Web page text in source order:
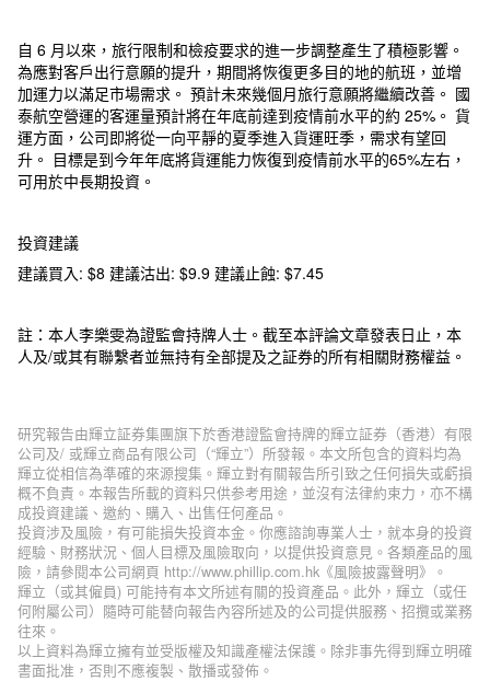
自 6 月以來，旅行限制和檢疫要求的進一步調整產生了積極影響。
為應對客戶出行意願的提升，期間將恢復更多目的地的航班，並增
加運力以滿足市場需求。 預計未來幾個月旅行意願將繼續改善。 國
泰航空營運的客運量預計將在年底前達到疫情前水平的約 25%。 貨
運方面，公司即將從一向平靜的夏季進入貨運旺季，需求有望回
升。 目標是到今年年底將貨運能力恢復到疫情前水平的65%左右，
可用於中長期投資。
投資建議
建議買入: $8 建議沽出: $9.9 建議止蝕: $7.45
註：本人李樂雯為證監會持牌人士。截至本評論文章發表日止，本
人及/或其有聯繫者並無持有全部提及之証券的所有相關財務權益。
研究報告由輝立証券集團旗下於香港證監會持牌的輝立証券（香港）有限
公司及/ 或輝立商品有限公司（“輝立”）所發報。本文所包含的資料均為
輝立從相信為準確的來源搜集。輝立對有關報告所引致之任何損失或虧損
概不負責。本報告所載的資料只供参考用途，並沒有法律約束力，亦不構
成投資建議、邀約、購入、出售任何產品。
投資涉及風險，有可能損失投資本金。你應諮詢專業人士，就本身的投資
經驗、財務狀況、個人目標及風險取向，以提供投資意見。各類產品的風
險，請參閱本公司網頁 http://www.phillip.com.hk《風險披露聲明》。
輝立（或其僱員) 可能持有本文所述有關的投資產品。此外，輝立（或任
何附屬公司）隨時可能替向報告內容所述及的公司提供服務、招攬或業務
往來。
以上資料為輝立擁有並受版權及知識產權法保護。除非事先得到輝立明確
書面批准，否則不應複製、散播或發佈。